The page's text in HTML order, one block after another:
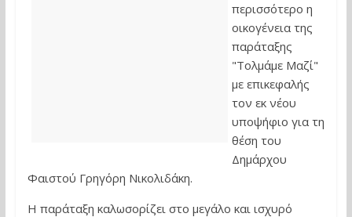
περισσότερο η
οικογένεια της
παράταξης
"Τολμάμε Μαζί"
με επικεφαλής
τον εκ νέου
υποψήφιο για τη
θέση του
Δημάρχου
Φαιστού Γρηγόρη Νικολιδάκη.
Η παράταξη καλωσορίζει στο μεγάλο και ισχυρό